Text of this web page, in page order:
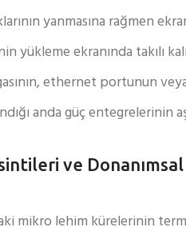
yanmasına rağmen
yükleme ekranında takılı
ethernet portunun veya
anda güç entegrelerinin
ve Donanımsal
mikro lehim kürelerinin